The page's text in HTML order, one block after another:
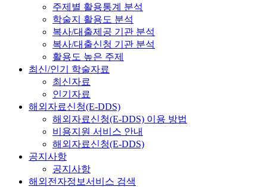
주제별 활용통계 분석
학술지 활용도 분석
복사/대출제공 기관 분석
복사/대출신청 기관 분석
활용도 높은 주제
최신/인기 학술자료
최신자료
인기자료
해외자료신청(E-DDS)
해외자료신청(E-DDS) 이용 방법
비용지원 서비스 안내
해외자료신청(E-DDS)
공지사항
공지사항
해외전자정보서비스 검색